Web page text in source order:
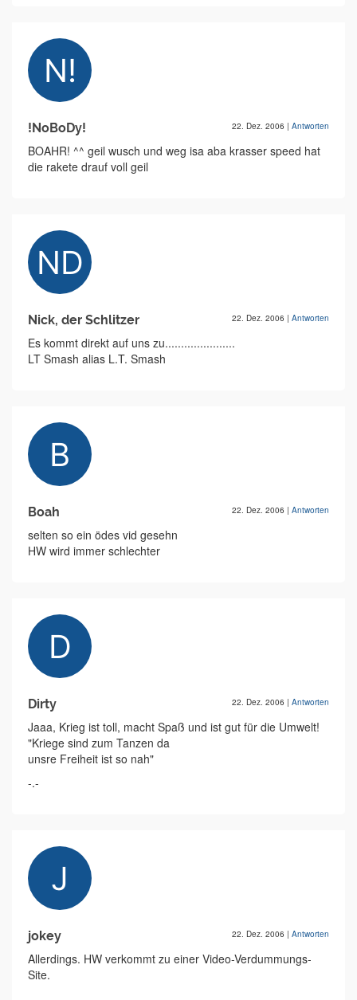
!NoBoDy! 22. Dez. 2006 | Antworten
BOAHR! ^^ geil wusch und weg isa aba krasser speed hat
die rakete drauf voll geil
Nick, der Schlitzer 22. Dez. 2006 | Antworten
Es kommt direkt auf uns zu......................
LT Smash alias L.T. Smash
Boah 22. Dez. 2006 | Antworten
selten so ein ödes vid gesehn
HW wird immer schlechter
Dirty 22. Dez. 2006 | Antworten
Jaaa, Krieg ist toll, macht Spaß und ist gut für die Umwelt!
"Kriege sind zum Tanzen da
unsre Freiheit ist so nah"
-.-
jokey 22. Dez. 2006 | Antworten
Allerdings. HW verkommt zu einer Video-Verdummungs-
Site.